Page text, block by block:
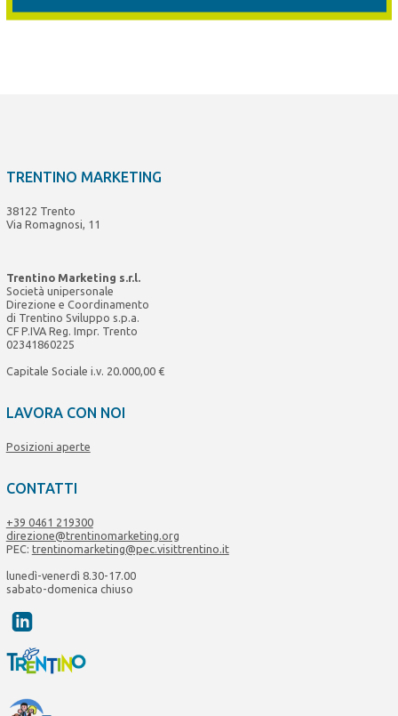
TRENTINO MARKETING
38122 Trento
Via Romagnosi, 11
Trentino Marketing s.r.l.
Società unipersonale
Direzione e Coordinamento
di Trentino Sviluppo s.p.a.
CF P.IVA Reg. Impr. Trento
02341860225
Capitale Sociale i.v. 20.000,00 €
LAVORA CON NOI
Posizioni aperte
CONTATTI
+39 0461 219300
direzione@trentinomarketing.org
PEC: trentinomarketing@pec.visittrentino.it
lunedì-venerdì 8.30-17.00
sabato-domenica chiuso